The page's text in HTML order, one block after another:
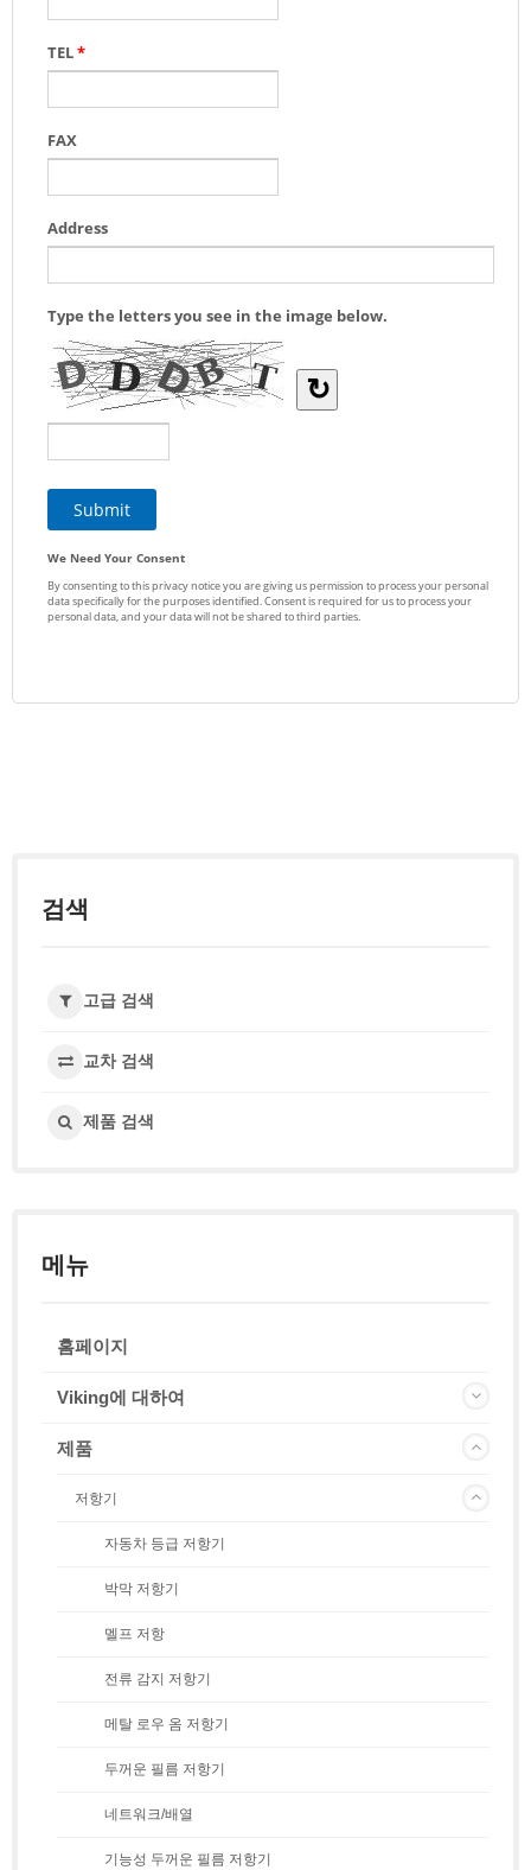
검색
고급 검색
교차 검색
제품 검색
메뉴
홈페이지
Viking에 대하여
제품
저항기
자동차 등급 저항기
박막 저항기
멜프 저항
전류 감지 저항기
메탈 로우 옴 저항기
두꺼운 필름 저항기
네트워크/배열
기능성 두꺼운 필름 저항기